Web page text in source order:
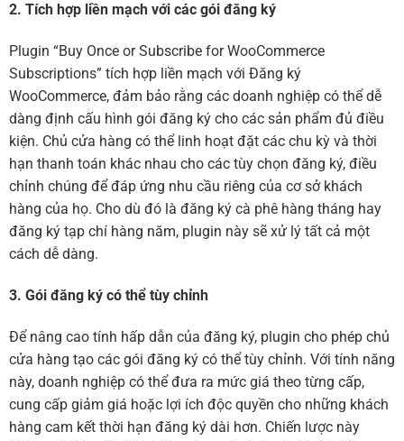
2. Tích hợp liền mạch với các gói đăng ký
Plugin “Buy Once or Subscribe for WooCommerce
Subscriptions” tích hợp liền mạch với Đăng ký
WooCommerce, đảm bảo rằng các doanh nghiệp có thể dễ
dàng định cấu hình gói đăng ký cho các sản phẩm đủ điều
kiện. Chủ cửa hàng có thể linh hoạt đặt các chu kỳ và thời
hạn thanh toán khác nhau cho các tùy chọn đăng ký, điều
chỉnh chúng để đáp ứng nhu cầu riêng của cơ sở khách
hàng của họ. Cho dù đó là đăng ký cà phê hàng tháng hay
đăng ký tạp chí hàng năm, plugin này sẽ xử lý tất cả một
cách dễ dàng.
3. Gói đăng ký có thể tùy chỉnh
Để nâng cao tính hấp dẫn của đăng ký, plugin cho phép chủ
cửa hàng tạo các gói đăng ký có thể tùy chỉnh. Với tính năng
này, doanh nghiệp có thể đưa ra mức giá theo từng cấp,
cung cấp giảm giá hoặc lợi ích độc quyền cho những khách
hàng cam kết thời hạn đăng ký dài hơn. Chiến lược này